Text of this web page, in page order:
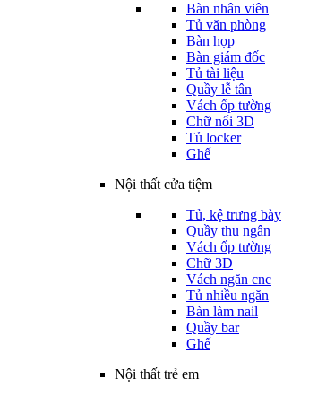
Bàn nhân viên
Tủ văn phòng
Bàn họp
Bàn giám đốc
Tủ tài liệu
Quầy lễ tân
Vách ốp tường
Chữ nổi 3D
Tủ locker
Ghế
Nội thất cửa tiệm
Tủ, kệ trưng bày
Quầy thu ngân
Vách ốp tường
Chữ 3D
Vách ngăn cnc
Tủ nhiều ngăn
Bàn làm nail
Quầy bar
Ghế
Nội thất trẻ em